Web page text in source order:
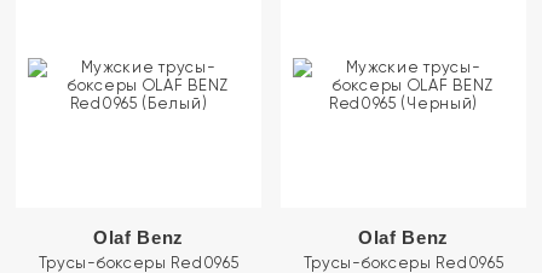
Olaf Benz
Трусы-боксеры Red0965
Olaf Benz
Трусы-боксеры Red0965